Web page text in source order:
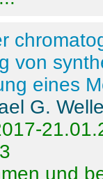
von
eines
G.
und